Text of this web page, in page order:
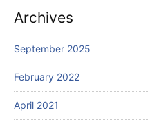
Archives
September 2025
February 2022
April 2021